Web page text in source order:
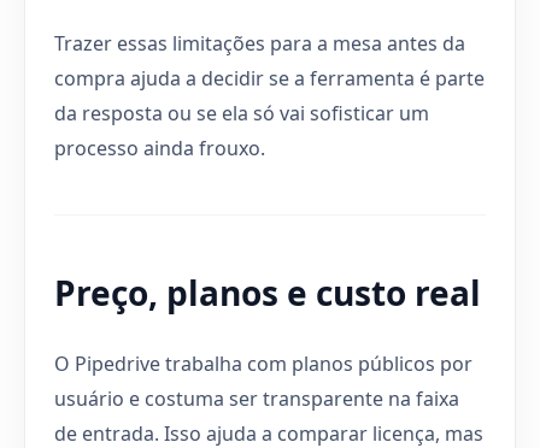
Trazer essas limitações para a mesa antes da
compra ajuda a decidir se a ferramenta é parte
da resposta ou se ela só vai sofisticar um
processo ainda frouxo.
Preço, planos e custo real
O Pipedrive trabalha com planos públicos por
usuário e costuma ser transparente na faixa
de entrada. Isso ajuda a comparar licença, mas